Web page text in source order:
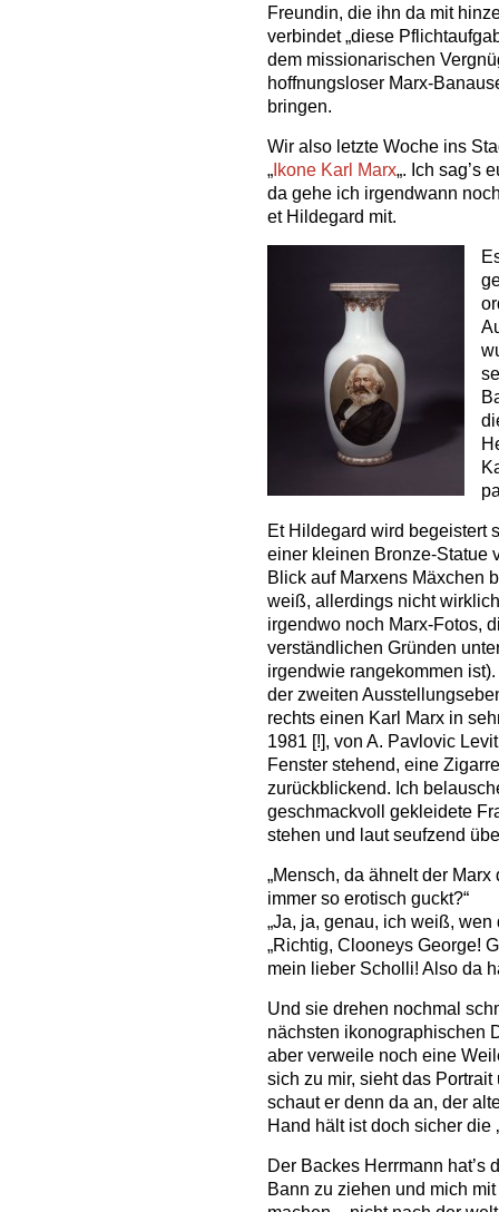
Freundin, die ihn da mit
verbindet „diese
dem missionarischen
hoffnungsloser Marx-
bringen.
Wir also letzte Woche ins
„ Ikone Karl Marx„. Ich sag’s
da gehe ich irgendwann
et Hildegard mit.
Et Hildegard wird begeistert
einer kleinen Bronze-Statue
Blick auf Marxens Mäxchen
weiß, allerdings nicht
irgendwo noch Marx-Fotos,
verständlichen Gründen
irgendwie rangekommen
der zweiten
rechts einen Karl Marx in
1981 [!], von A. Pavlovic
Fenster stehend, eine
zurückblickend. Ich
geschmackvoll gekleidete
stehen und laut seufzend
„Mensch, da ähnelt der
immer so erotisch guckt?“
„Ja, ja, genau, ich weiß,
„Richtig, Clooneys George!
mein lieber Scholli! Also da
Und sie drehen nochmal
nächsten ikonographischen
aber verweile noch eine
sich zu mir, sieht das
schaut er denn da an, der
Hand hält ist doch sicher die
Der Backes Herrmann hat’s
Bann zu ziehen und mich